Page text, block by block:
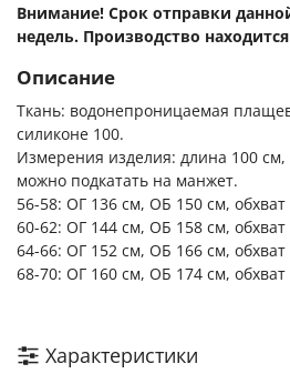
Внимание! Срок отправки
недель. Производство
Описание
Ткань: водонепроницаемая
силиконе 100.
Измерения изделия: длина 100 см,
можно подкатать на манжет.
56-58: ОГ 136 см, ОБ 150 см, обхват
60-62: ОГ 144 см, ОБ 158 см, обхват
64-66: ОГ 152 см, ОБ 166 см, обхват
68-70: ОГ 160 см, ОБ 174 см, обхват
Характеристики